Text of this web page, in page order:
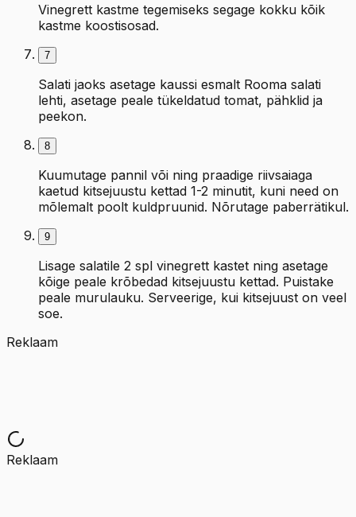
Vinegrett kastme tegemiseks segage kokku kõik
kastme koostisosad.
7
Salati jaoks asetage kaussi esmalt Rooma salati
lehti, asetage peale tükeldatud tomat, pähklid ja
peekon.
8
Kuumutage pannil või ning praadige riivsaiaga
kaetud kitsejuustu kettad 1-2 minutit, kuni need on
mõlemalt poolt kuldpruunid. Nõrutage paberrätikul.
9
Lisage salatile 2 spl vinegrett kastet ning asetage
kõige peale krõbedad kitsejuustu kettad. Puistake
peale murulauku. Serveerige, kui kitsejuust on veel
soe.
Reklaam
Reklaam